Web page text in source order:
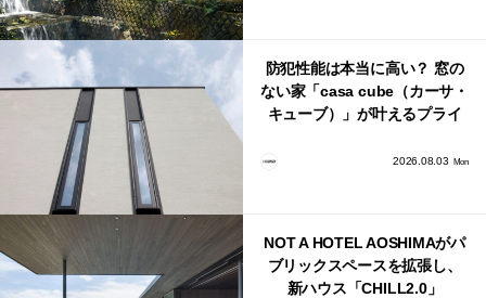
防犯性能は本当に高い？ 窓の
ない家「casa cube（カーサ・
キューブ）」が叶えるプライ
2026.08.03 Mon
NOT A HOTEL AOSHIMAがパ
ブリックスペースを拡張し、
新ハウス「CHILL2.0」